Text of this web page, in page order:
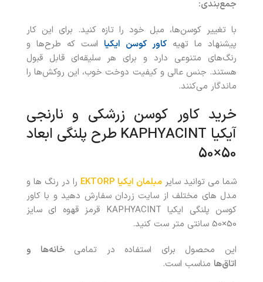
جمع‌بندی:
با تغییر کوسن‌ها، مبل خود را تازه کنید. برای این کار
پیشنهاد ما تهیه کاور کوسن ایکیا است که طرح‌ها و
رنگ‌های متنوعی دارد و برای هر سلیقه‌ای قابل‌ قبول
هستند. جنس عالی و کیفیت دوخت خوب، این روکش‌ها را
ماندگار می‌کنند.
خرید کاور کوسن زرشکی و نارنجی
آیکیا KAPHYACINT طرح پلنگی ابعاد
50×50
شما می توانید سایر مبلمان ایکیا EKTORP
را در رنگ ها و
مدل های مختلف از سایت زردان سفارش دهید و با کاور
کوسن پلنگی ایکیا KAPHYACINT قرمز قهوه ای سایز
50×50 سانتی متر ست کنید.
این محصول برای استفاده در تمامی خانه‌ها و
اتاق‌ها مناسب است.